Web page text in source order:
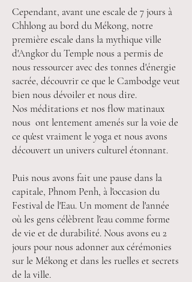
Cependant, avant une escale de 7 jours à
Chhlong au bord du Mékong, notre
première escale dans la mythique ville
d'Angkor du Temple nous a permis de
nous ressourcer avec des tonnes d'énergie
sacrée, découvrir ce que le Cambodge veut
bien nous dévoiler et nous dire.
Nos méditations et nos flow matinaux
nous ont lentement amenés sur la voie de
ce qu'est vraiment le yoga et nous avons
découvert un univers culturel étonnant.
Puis nous avons fait une pause dans la
capitale, Phnom Penh, à l'occasion du
Festival de l'Eau. Un moment de l'année
où les gens célèbrent l'eau comme forme
de vie et de durabilité. Nous avons eu 2
jours pour nous adonner aux cérémonies
sur le Mékong et dans les ruelles et secrets
de la ville.